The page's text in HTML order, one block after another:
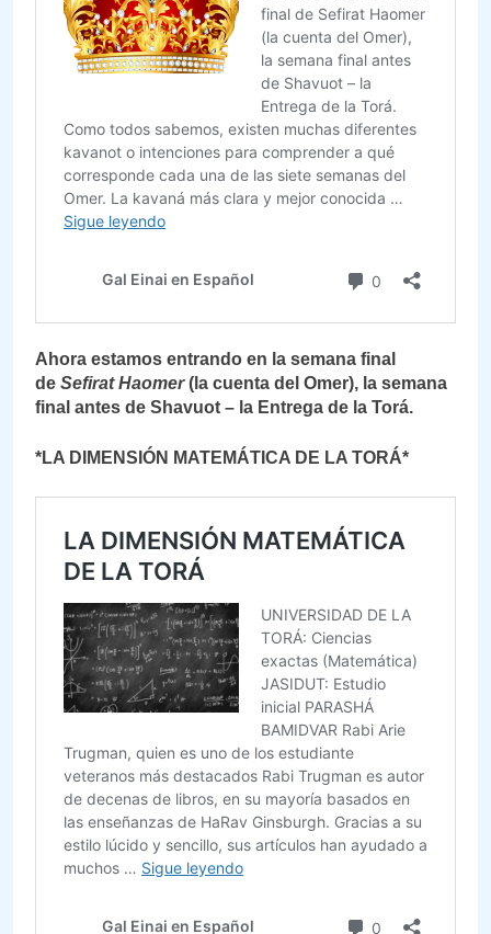
Ahora estamos entrando en la semana final
de Sefirat Haomer(la cuenta del Omer), la semana
final antes de Shavuot – la Entrega de la Torá.
*LA DIMENSIÓN MATEMÁTICA DE LA TORÁ*